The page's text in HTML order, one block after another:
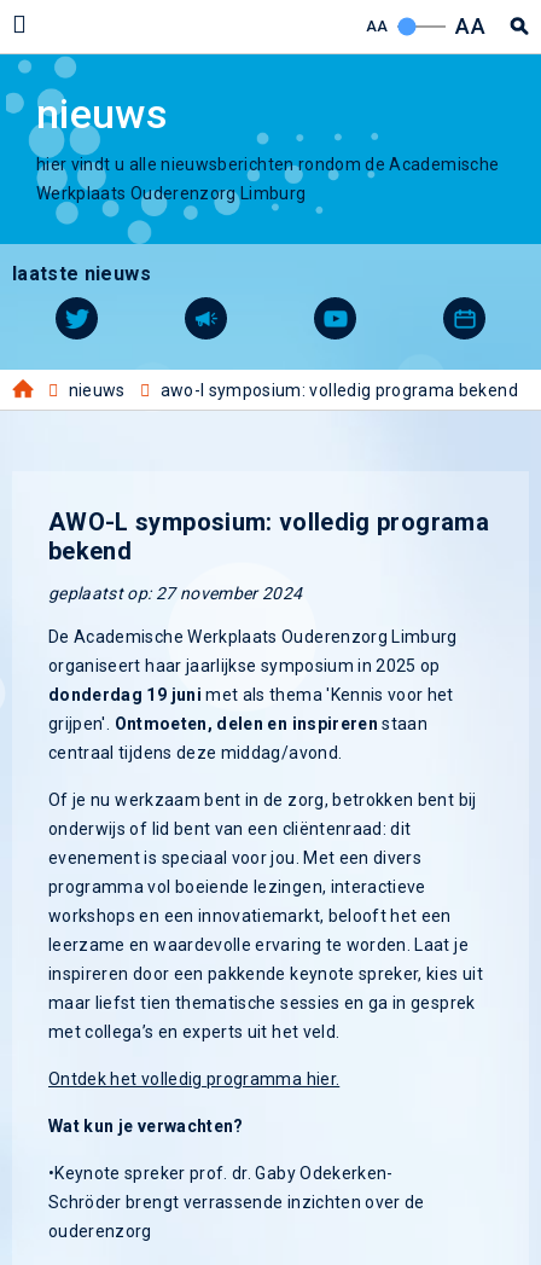
AA AA
nieuws
hier vindt u alle nieuwsberichten rondom de Academische
Werkplaats Ouderenzorg Limburg
laatste nieuws
nieuws awo-l symposium: volledig programa bekend
AWO-L symposium: volledig programa
bekend
geplaatst op: 27 november 2024
De Academische Werkplaats Ouderenzorg Limburg
organiseert haar jaarlijkse symposium in 2025 op
donderdag 19 junimet als thema 'Kennis voor het
grijpen'. Ontmoeten, delen en inspireren staan
centraal tijdens deze middag/avond.
Of je nu werkzaam bent in de zorg, betrokken bent bij
onderwijs of lid bent van een cliëntenraad: dit
evenement is speciaal voor jou. Met een divers
programma vol boeiende lezingen, interactieve
workshops en een innovatiemarkt, belooft het een
leerzame en waardevolle ervaring te worden. Laat je
inspireren door een pakkende keynote spreker, kies uit
maar liefst tien thematische sessies en ga in gesprek
met collega’s en experts uit het veld.
Ontdek het volledig programma hier.
Wat kun je verwachten?
•Keynote spreker prof. dr. Gaby Odekerken-
Schröder brengt verrassende inzichten over de
ouderenzorg